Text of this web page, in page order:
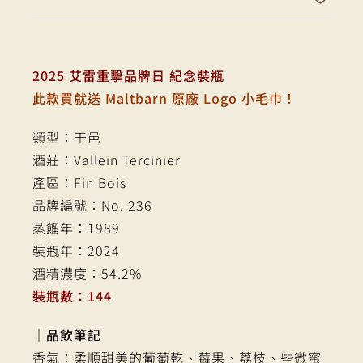
2025 艾雷重擊品牌日 紀念裝瓶
此款買就送 Maltbarn 原廠 Logo 小毛巾！
類型：干邑
酒莊：Vallein Tercinier
產區：Fin Bois
品牌編號：No. 236
蒸餾年：1989
裝瓶年：2024
酒精濃度：54.2%
裝瓶數：144
｜品飲筆記
香氣：柔順甜美的葡萄乾、莓果、荔枝、些微蜜